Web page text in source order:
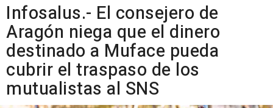
Infosalus.- El consejero de
Aragón niega que el dinero
destinado a Muface pueda
cubrir el traspaso de los
mutualistas al SNS